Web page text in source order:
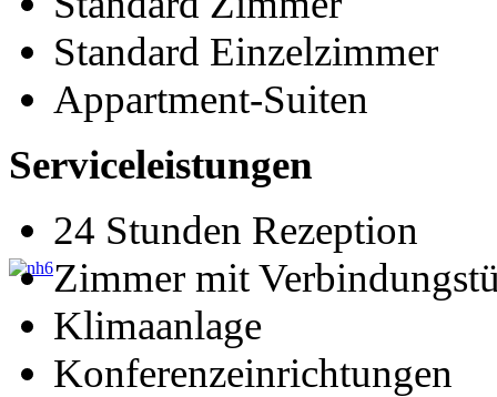
Standard Einzelzimmer
Appartment-Suiten
Serviceleistungen
24 Stunden Rezeption
Zimmer mit
Klimaanlage
Konferenzeinrichtungen